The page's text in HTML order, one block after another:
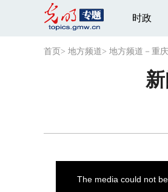
时政
首页 > 地方频道> 地方频道－重庆
The media could not